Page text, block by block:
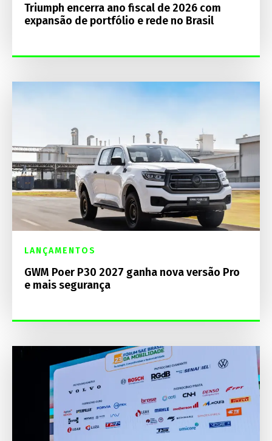
Triumph encerra ano fiscal de 2026 com
expansão de portfólio e rede no Brasil
LANÇAMENTOS
GWM Poer P30 2027 ganha nova versão Pro
e mais segurança